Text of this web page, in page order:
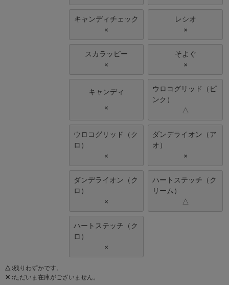
キャンディチェック
×
レシオ
×
スカラッピー
×
そよぐ
×
キャンディ
×
ウロコグリッド（ピ
ンク）
△
ウロコグリッド（ク
ロ）
×
ダンデライオン（ア
オ）
×
ダンデライオン（ク
ロ）
×
ハートステッチ（ク
リーム）
△
ハートステッチ（ク
ロ）
×
△ 残りわずかです。
✕ ただいま在庫がございません。